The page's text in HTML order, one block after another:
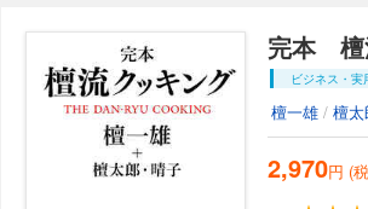
完本 檀
ビジネス・実
檀一雄 / 檀
2,970円 (